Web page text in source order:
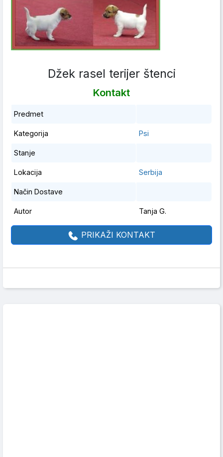
Džek rasel terijer štenci
Kontakt
Predmet
Kategorija Psi
Stanje
Lokacija Serbija
Način Dostave
Autor Tanja G.
PRIKAŽI KONTAKT